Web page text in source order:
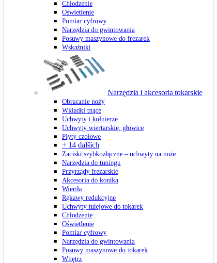
Chłodzenie
Oświetlenie
Pomiar cyfrowy
Narzędzia do gwintowania
Posuwy maszynowe do frezarek
Wskaźniki
Narzędzia i akcesoria tokarskie
Obracanie noży
Wkładki tnące
Uchwyty i kołnierze
Uchwyty wiertarskie, głowice
Płyty czołowe
+ 14 dalších
Zaciski szybkozłączne – uchwyty na noże
Narzędzia do tuningu
Przyrządy frezarskie
Akcesoria do konika
Wiertła
Rękawy redukcyjne
Uchwyty tulejowe do tokarek
Chłodzenie
Oświetlenie
Pomiar cyfrowy
Narzędzia do gwintowania
Posuwy maszynowe do tokarek
Wnętrz